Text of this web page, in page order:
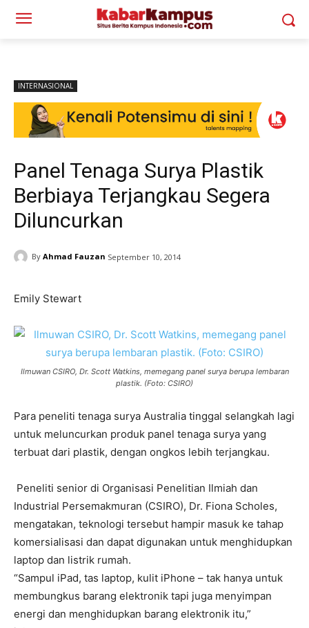
INTERNASIONAL
Panel Tenaga Surya Plastik
Berbiaya Terjangkau Segera
Diluncurkan
By Ahmad Fauzan September 10, 2014
Emily Stewart
Ilmuwan CSIRO, Dr. Scott Watkins, memegang panel surya berupa lembaran
plastik. (Foto: CSIRO)
Para peneliti tenaga surya Australia tinggal selangkah lagi
untuk meluncurkan produk panel tenaga surya yang
terbuat dari plastik, dengan ongkos lebih terjangkau.
Peneliti senior di Organisasi Penelitian Ilmiah dan
Industrial Persemakmuran (CSIRO), Dr. Fiona Scholes,
mengatakan, teknologi tersebut hampir masuk ke tahap
komersialisasi dan dapat digunakan untuk menghidupkan
laptop dan listrik rumah.
“Sampul iPad, tas laptop, kulit iPhone – tak hanya untuk
membungkus barang elektronik tapi juga menyimpan
energi dan menghidupkan barang elektronik itu,”